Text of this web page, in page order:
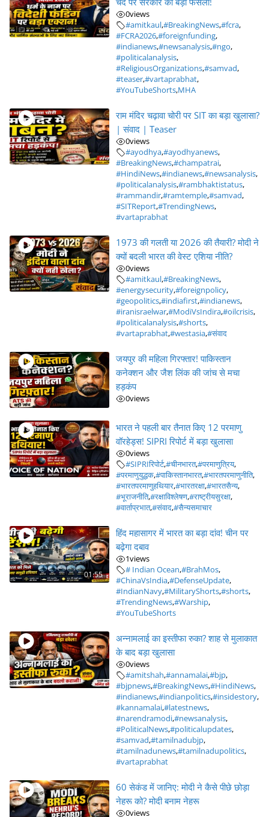
0views
#amitkaul,#BreakingNews,#fcra,
#FCRA2026,#foreignfunding,
#indianews,#newsanalysis,#ngo,
#politicalanalysis,
#ReligiousOrganizations,#samvad,
#teaser,#vartaprabhat,
#YouTubeShorts,MHA
राम मंदिर चढ़ावा चोरी पर SIT का बड़ा खुलासा?
| संवाद | Teaser
0views
#ayodhya,#ayodhyanews,
#BreakingNews,#champatrai,
#HindiNews,#indianews,#newsanalysis,
#politicalanalysis,#rambhaktistatus,
#rammandir,#ramtemple,#samvad,
#SITReport,#TrendingNews,
#vartaprabhat
1973 की गलती या 2026 की तैयारी? मोदी ने
क्यों बदली भारत की वेस्ट एशिया नीति?
0views
#amitkaul,#BreakingNews,
#energysecurity,#foreignpolicy,
#geopolitics,#indiafirst,#indianews,
#iranisraelwar,#ModiVsIndira,#oilcrisis,
#politicalanalysis,#shorts,
#vartaprabhat,#westasia,#संवाद
जयपुर की महिला गिरफ्तार! पाकिस्तान
कनेक्शन और जैश लिंक की जांच से मचा
हड़कंप
0views
भारत ने पहली बार तैनात किए 12 परमाणु
वॉरहेड्स! SIPRI रिपोर्ट में बड़ा खुलासा
0views
#SIPRIरिपोर्ट,#चीनभारत,#परमाणुत्रिय,
#परमाणुयुद्धक,#पाकिस्तानभारत,#भारतपरमाणुनीति,
#भारतपरमाणुहथियार,#भारतरक्षा,#भारतसैन्य,
#भूराजनीति,#रक्षाविश्लेषण,#राष्ट्रीयसुरक्षा,
#वार्ताप्रभात,#संवाद,#सैन्यसमाचार
01:55
हिंद महासागर में भारत का बड़ा दांव! चीन पर
बढ़ेगा दबाव
1views
# Indian Ocean,#BrahMos,
#ChinaVsIndia,#DefenseUpdate,
#IndianNavy,#MilitaryShorts,#shorts,
#TrendingNews,#Warship,
#YouTubeShorts
अन्नामलाई का इस्तीफा रुका? शाह से मुलाकात
के बाद बड़ा खुलासा
0views
#amitshah,#annamalai,#bjp,
#bjpnews,#BreakingNews,#HindiNews,
#indianews,#indianpolitics,#insidestory,
#kannamalai,#latestnews,
#narendramodi,#newsanalysis,
#PoliticalNews,#politicalupdates,
#samvad,#tamilnadubjp,
#tamilnadunews,#tamilnadupolitics,
#vartaprabhat
60 सेकंड में जानिए: मोदी ने कैसे पीछे छोड़ा
नेहरू को? मोदी बनाम नेहरू
0views